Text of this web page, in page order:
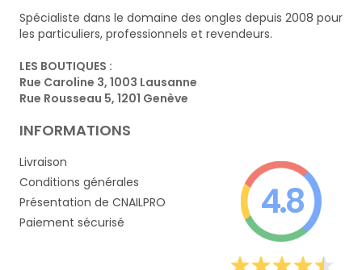
Spécialiste dans le domaine des ongles depuis 2008 pour
les particuliers, professionnels et revendeurs.
LES BOUTIQUES :
Rue Caroline 3, 1003 Lausanne
Rue Rousseau 5, 1201 Genève
INFORMATIONS
Livraison
Conditions générales
Présentation de CNAILPRO
Paiement sécurisé
4.8